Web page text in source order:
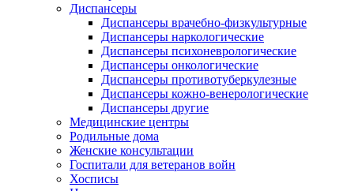
Диспансеры
Диспансеры врачебно-физкультурные
Диспансеры наркологические
Диспансеры психоневрологические
Диспансеры онкологические
Диспансеры противотуберкулезные
Диспансеры кожно-венерологические
Диспансеры другие
Медицинские центры
Родильные дома
Женские консультации
Госпитали для ветеранов войн
Хосписы